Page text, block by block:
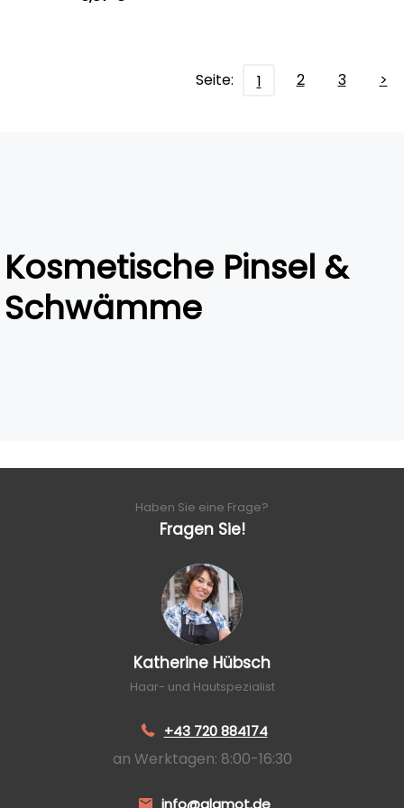
Seite: 1 2 3 >
Kosmetische Pinsel &
Schwämme
Haben Sie eine Frage?
Fragen Sie!
Katherine Hübsch
Haar- und Hautspezialist
+43 720 884174
an Werktagen: 8:00-16:30
info@glamot.de